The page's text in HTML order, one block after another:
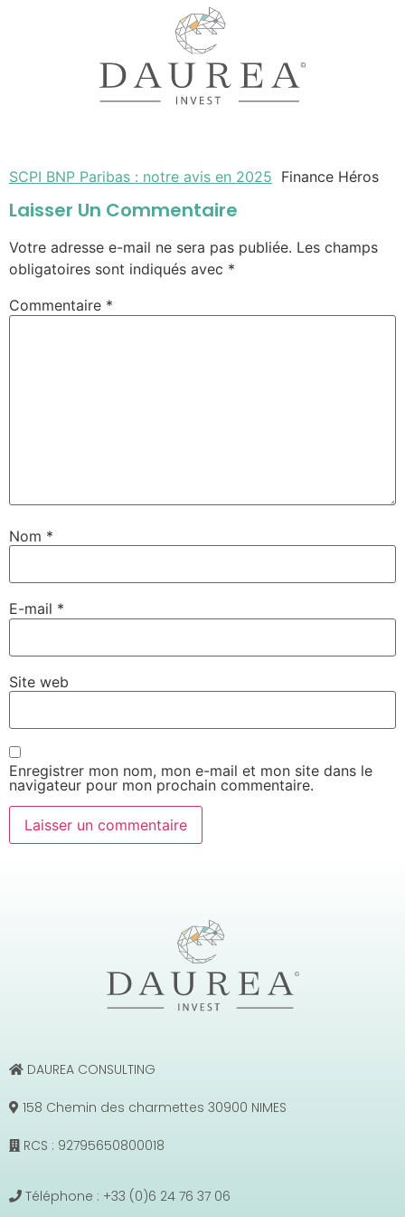
SCPI BNP Paribas : notre avis en 2025 Finance Héros
Laisser Un Commentaire
Votre adresse e-mail ne sera pas publiée. Les champs
obligatoires sont indiqués avec *
Commentaire *
Nom *
E-mail *
Site web
Enregistrer mon nom, mon e-mail et mon site dans le
navigateur pour mon prochain commentaire.
DAUREA CONSULTING
158 Chemin des charmettes 30900 NIMES
RCS : 92795650800018
Téléphone : +33 (0)6 24 76 37 06